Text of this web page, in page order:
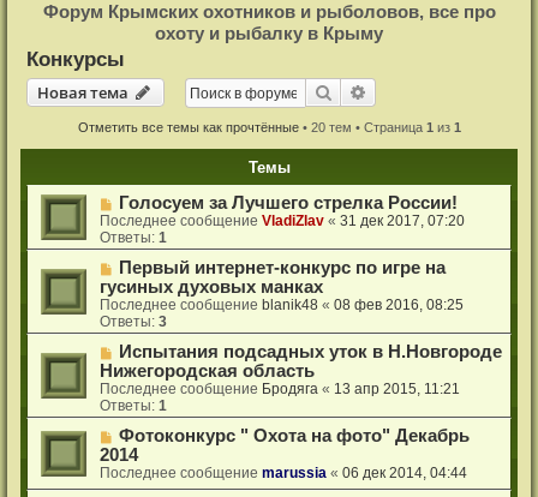
с
т
р
а
ц
Форум Крымских охотников и рыболовов, все про
охоту и рыбалку в Крыму
Конкурсы
Новая тема
Новаятема Поиск
Отметить все темы как прочтённые• 20 тем • Страница 1 из 1
Темы
Голосуем за Лучшего стрелка России!
Последнее сообщениеVladiZlav «31 дек 2017, 07:20
Ответы:1
Первый интернет-конкурс по игре на
гусиных духовых манках
Последнее сообщение blanik48 «08 фев 2016, 08:25
Ответы:3
Испытания подсадных уток в Н.Новгороде
Нижегородская область
Последнее сообщение Бродяга « 13 апр 2015, 11:21
Ответы:1
Фотоконкурс " Охота на фото" Декабрь
2014
Последнее сообщениеmarussia «06 дек 2014, 04:44